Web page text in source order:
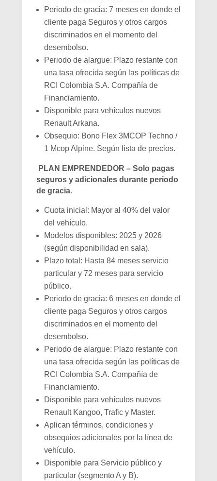
Periodo de gracia: 7 meses en donde el
cliente paga Seguros y otros cargos
discriminados en el momento del
desembolso.
Periodo de alargue: Plazo restante con
una tasa ofrecida según las políticas de
RCI Colombia S.A. Compañía de
Financiamiento.
Disponible para vehículos nuevos
Renault Arkana.
Obsequio: Bono Flex 3MCOP Techno /
1 Mcop Alpine. Según lista de precios.
PLAN EMPRENDEDOR – Solo pagas
seguros y adicionales durante periodo
de gracia.
Cuota inicial: Mayor al 40% del valor
del vehículo.
Modelos disponibles: 2025 y 2026
(según disponibilidad en sala).
Plazo total: Hasta 84 meses servicio
particular y 72 meses para servicio
público.
Periodo de gracia: 6 meses en donde el
cliente paga Seguros y otros cargos
discriminados en el momento del
desembolso.
Periodo de alargue: Plazo restante con
una tasa ofrecida según las políticas de
RCI Colombia S.A. Compañía de
Financiamiento.
Disponible para vehículos nuevos
Renault Kangoo, Trafic y Master.
Aplican términos, condiciones y
obsequios adicionales por la línea de
vehículo.
Disponible para Servicio público y
particular (segmento A y B).